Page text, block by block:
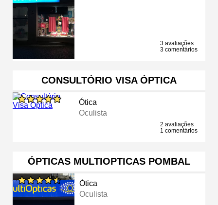
3 avaliações
3 comentários
CONSULTÓRIO VISA ÓPTICA
Ótica
Oculista
2 avaliações
1 comentários
ÓPTICAS MULTIOPTICAS POMBAL
Ótica
Oculista